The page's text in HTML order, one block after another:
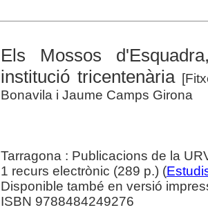
Els Mossos
institució tricentenària
Bonavila i Jaume Camps Girona
Tarragona : Publicacions de la
1 recurs electrònic (289 p.) (
Disponible també en versió
ISBN 9788484249276